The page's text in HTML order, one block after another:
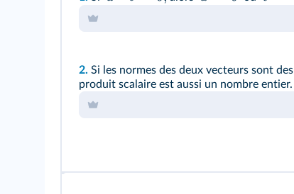
2. Si les normes des deux vecteurs sont
produit scalaire est aussi un nombre entier.